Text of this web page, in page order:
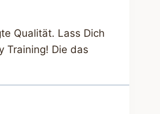
Qualität. Lass Dich
Training! Die das